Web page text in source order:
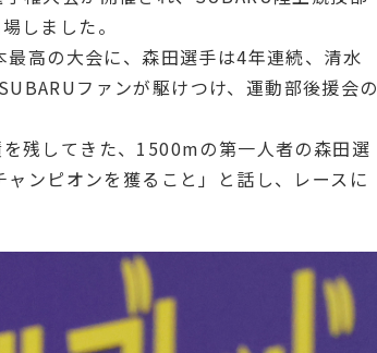
しました。
高の大会に、森田選手は4年連続、清水
ファンが駆けつけ、運動部後援会の
残してきた、1500mの第一人者の森田選
ンピオンを獲ること」と話し、レースに